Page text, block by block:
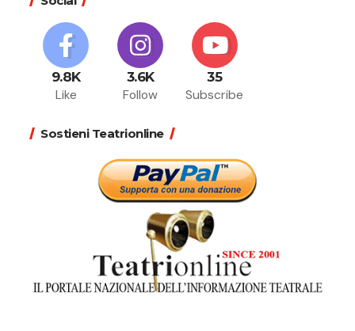
9.8K
Like
3.6K
Follow
35
Subscribe
Sostieni Teatrionline